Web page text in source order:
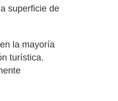
superficie de
la mayoría
turística.